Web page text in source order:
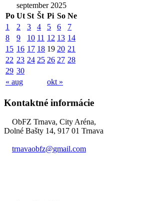
september 2025
Po Ut St Št Pi So Ne
« aug okt »
1 2 3 4 5 6
7
8
9 10 11 12 13 14
15 16 17 18 19 20 21
22 23 24 25 26 27 28
29 30
Kontaktné informácie
ObFZ Trnava, City Aréna,
Dolné Bašty 14, 917 01 Trnava
trnavaobfz@gmail.com